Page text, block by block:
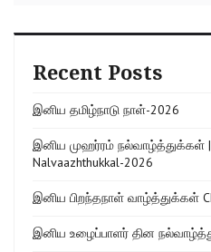
Recent Posts
இனிய தமிழ்நாடு நாள்-2026
இனிய முஹர்ரம் நல்வாழ்த்துக்கள் |
Nalvaazhthukkal-2026
இனிய பிறந்தநாள் வாழ்த்துக்கள்
இனிய உழைப்பாளர் தின